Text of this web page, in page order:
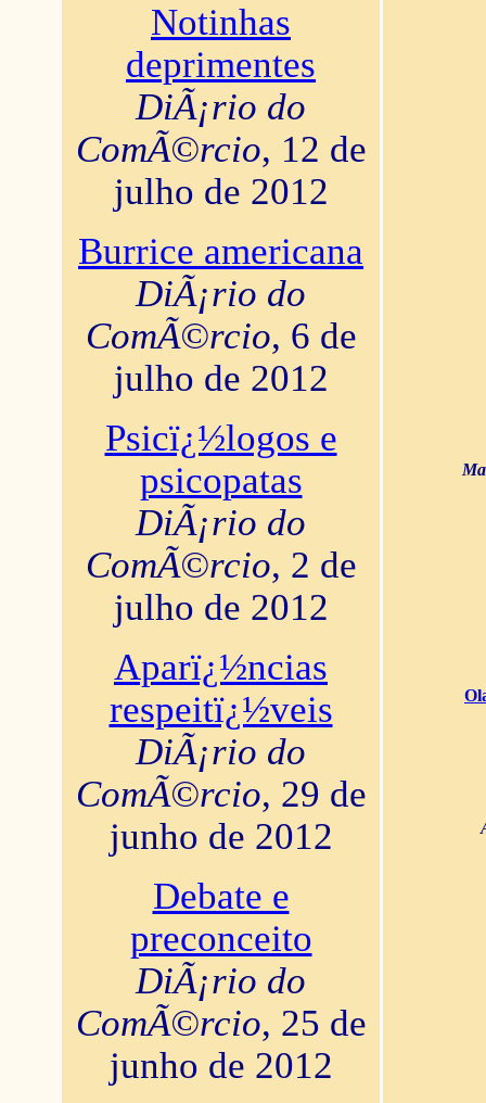
Notinhas
deprimentes
DiÃ¡rio do
ComÃ©rcio, 12 de
julho de 2012
Burrice americana
DiÃ¡rio do
ComÃ©rcio, 6 de
julho de 2012
Psicï¿½logos e
psicopatas
DiÃ¡rio do
ComÃ©rcio, 2 de
julho de 2012
Aparï¿½ncias
respeitï¿½veis
DiÃ¡rio do
ComÃ©rcio, 29 de
junho de 2012
Debate e
preconceito
DiÃ¡rio do
ComÃ©rcio, 25 de
junho de 2012